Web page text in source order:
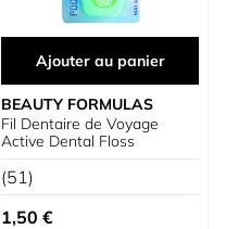
Ajouter au panier
BEAUTY FORMULAS
Fil Dentaire de Voyage
Active Dental Floss
(51)
1,50 €